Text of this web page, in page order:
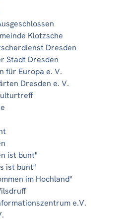
Klotzsche
Dresden
Stadt Dresden
für Europa e. V.
Dresden e. V.
ist bunt"
ist bunt"
im Hochland"
e.V.